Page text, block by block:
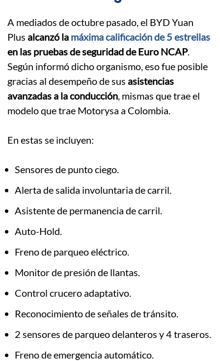
A mediados de octubre pasado, el BYD Yuan
Plus alcanzó la máxima calificación de 5 estrellas
en las pruebas de seguridad de Euro NCAP.
Según informó dicho organismo, eso fue posible
gracias al desempeño de sus asistencias
avanzadas a la conducción , mismas que trae el
modelo que trae Motorysa a Colombia.
En estas se incluyen:
Sensores de punto ciego.
Alerta de salida involuntaria de carril.
Asistente de permanencia de carril.
Auto-Hold.
Freno de parqueo eléctrico.
Monitor de presión de llantas.
Control crucero adaptativo.
Reconocimiento de señales de tránsito.
2 sensores de parqueo delanteros y 4 traseros.
Freno de emergencia automático.